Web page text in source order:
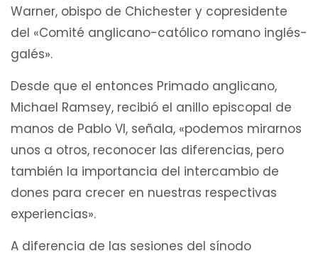
Warner, obispo de Chichester y copresidente
del «Comité anglicano-católico romano inglés-
galés».
Desde que el entonces Primado anglicano,
Michael Ramsey, recibió el anillo episcopal de
manos de Pablo VI, señala, «podemos mirarnos
unos a otros, reconocer las diferencias, pero
también la importancia del intercambio de
dones para crecer en nuestras respectivas
experiencias».
A diferencia de las sesiones del sínodo